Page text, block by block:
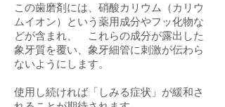
この歯磨剤には、硝酸カリウム（カリウ
ムイオン）という薬用成分やフッ化物な
どが含まれ、 これらの成分が露出した
象牙質を覆い、象牙細管に刺激が伝わら
ないようにします。
使用し続ければ「しみる症状」が緩和さ